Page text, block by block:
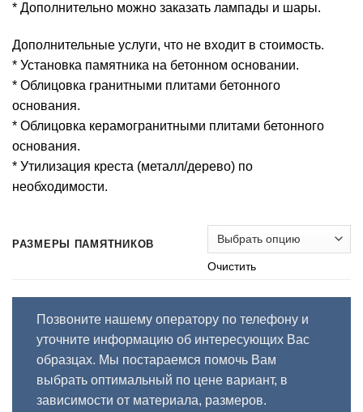
* Дополнительно можно заказать лампады и шары.
Дополнительные услуги, что не входит в стоимость.
* Установка памятника на бетонном основании.
* Облицовка гранитными плитами бетонного
основания.
* Облицовка керамогранитными плитами бетонного
основания.
* Утилизация креста (металл/дерево) по
необходимости.
РАЗМЕРЫ ПАМЯТНИКОВ
Очистить
Позвоните нашему оператору по телефону и
уточните информацию об интересующих Вас
образцах. Мы постараемся помочь Вам
выбрать оптимальный по цене вариант, в
зависимости от материала, размеров.